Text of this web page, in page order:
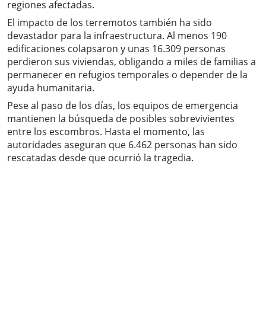
regiones afectadas.
El impacto de los terremotos también ha sido
devastador para la infraestructura. Al menos 190
edificaciones colapsaron y unas 16.309 personas
perdieron sus viviendas, obligando a miles de familias a
permanecer en refugios temporales o depender de la
ayuda humanitaria.
Pese al paso de los días, los equipos de emergencia
mantienen la búsqueda de posibles sobrevivientes
entre los escombros. Hasta el momento, las
autoridades aseguran que 6.462 personas han sido
rescatadas desde que ocurrió la tragedia.